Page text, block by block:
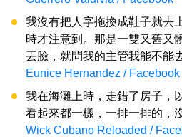
我沒有把人字拖換成鞋子就去
時才注意到。那是一雙又舊又
丟臉，就問我的主管我能不能
Eunice Hernandez / Facebook
我在海灘上時，走錯了房子，
看起來都一樣，一排一排的，
Wick Cubano Reloaded /